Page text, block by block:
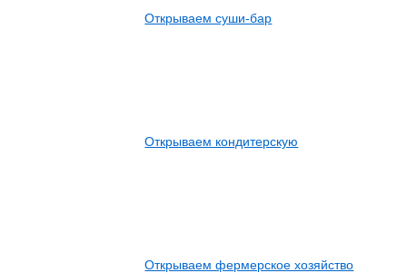
Открываем суши-бар
Открываем кондитерскую
Открываем фермерское хозяйство